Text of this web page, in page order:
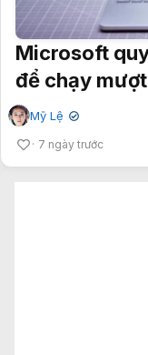
Microsoft
để chạy
Mỹ Lệ ✔
7 ngày trước